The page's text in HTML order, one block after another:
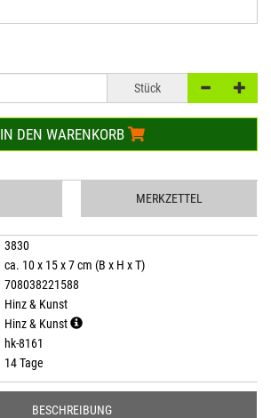
Stück
IN DEN WARENKORB
MERKZETTEL
3830
ca. 10 x 15 x 7 cm (B x H x T)
708038221588
Hinz & Kunst
Hinz & Kunst
hk-8161
14 Tage
BESCHREIBUNG